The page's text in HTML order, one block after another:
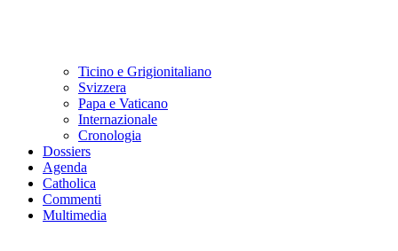
Ticino e Grigionitaliano
Svizzera
Papa e Vaticano
Internazionale
Cronologia
Dossiers
Agenda
Catholica
Commenti
Multimedia